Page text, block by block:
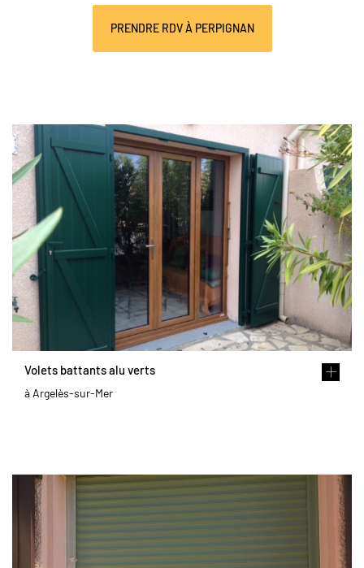
PRENDRE RDV À PERPIGNAN
Volets battants alu verts
à Argelès-sur-Mer